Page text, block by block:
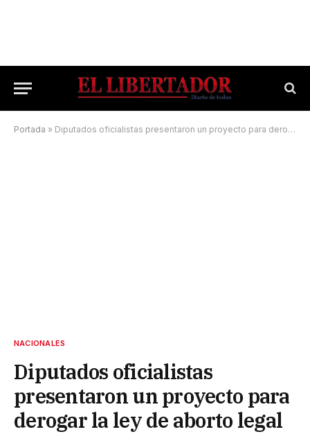
Portada » Diputados oficialistas presentaron un proyecto para derogar la ley de aborto legal
NACIONALES
Diputados oficialistas
presentaron un proyecto para
derogar la ley de aborto legal